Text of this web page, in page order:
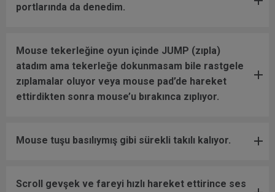
portlarında da denedim.
Mouse tekerleğine oyun içinde JUMP (zıpla)
atadım ama tekerleğe dokunmasam bile rastgele
zıplamalar oluyor veya mouse pad’de hareket
ettirdikten sonra mouse’u bırakınca zıplıyor.
Mouse tuşu basılıymış gibi sürekli takılı kalıyor.
Scroll gevşek ve fareyi hızlı hareket ettirince ses